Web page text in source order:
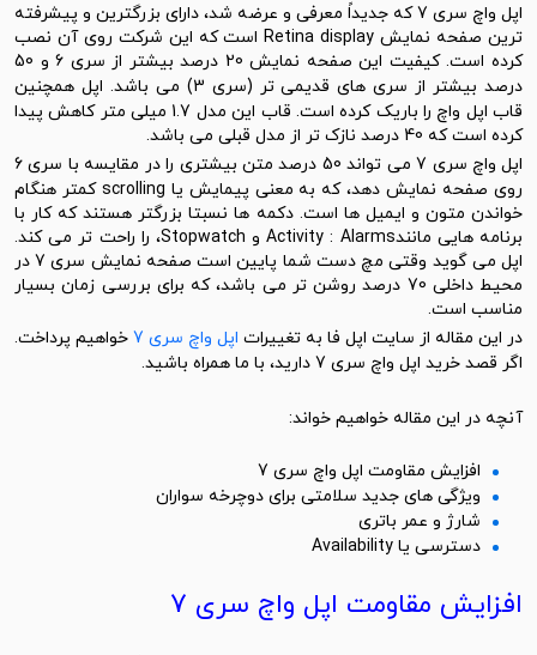
اپل واچ سری 7 که جدیداً معرفی و عرضه شد، دارای بزرگترین و پیشرفته
ترین صفحه نمایش Retina display است که این شرکت روی آن نصب
کرده است. کیفیت این صفحه نمایش 20 درصد بیشتر از سری 6 و 50
درصد بیشتر از سری های قدیمی تر (سری 3) می باشد.
اپلهمچنین
قاب اپل واچ را باریک کرده است. قاب این مدل 1.7 میلی متر کاهش پیدا
کرده است که 40 درصد نازک تر از مدل قبلی می باشد.
اپل واچ
سری 7 می تواند 50 درصد متن بیشتری را در مقایسه با سری 6
روی صفحه نمایش دهد، که به معنی پیمایش یا scrolling کمتر هنگام
خواندن متون و ایمیل ها است. دکمه ها نسبتا بزرگتر هستند که کار با
برنامه هایی مانندActivity : Alarms و Stopwatch، را راحت تر می کند.
اپل می گوید وقتی مچ دست شما پایین است صفحه نمایش سری 7 در
محیط داخلی 70 درصد روشن تر می باشد، که برای بررسی زمان بسیار
مناسب است.
در این مقاله از سایتاپل فا به تغییراتاپل واچ سری 7
خواهیم پرداخت.
اگر قصد خرید اپل واچ سری 7 دارید، با ما همراه باشید.
آنچه در این مقاله خواهیم خواند:
افزایش مقاومت اپل واچ سری 7
ویژگی های جدید سلامتی برای دوچرخه سواران
شارژ و عمر باتری
دسترسی یا Availability
افزایش مقاومت اپل واچ سری 7